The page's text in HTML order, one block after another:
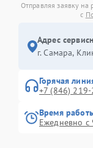
Отправляя заявку на
с
Адрес
г. Самара,
Горячая
+7 (846)
Время
Ежедневно с